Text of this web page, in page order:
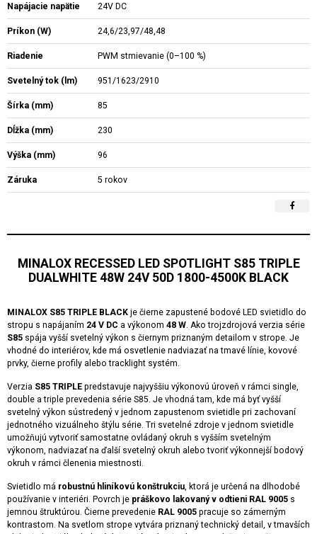
Napájacie napätie 24V DC
Príkon (W) 24,6/23,97/48,48
Riadenie PWM stmievanie (0–100 %)
Svetelný tok (lm) 951/1623/2910
Šírka (mm) 85
Dĺžka (mm) 230
Výška (mm) 96
Záruka 5 rokov
MINALOX RECESSED LED SPOTLIGHT S85 TRIPLE
DUALWHITE 48W 24V 50D 1800-4500K BLACK
MINALOX S85 TRIPLE BLACK je čierne zapustené bodové LED svietidlo do
stropu s napájaním 24 V DC a výkonom 48 W . Ako trojzdrojová verzia série
S85 spája vyšší svetelný výkon s čiernym priznaným detailom v strope. Je
vhodné do interiérov, kde má osvetlenie nadviazať na tmavé línie, kovové
prvky, čierne profily alebo tracklight systém.
Verzia S85 TRIPLE predstavuje najvyššiu výkonovú úroveň v rámci single,
double a triple prevedenia série S85. Je vhodná tam, kde má byť vyšší
svetelný výkon sústredený v jednom zapustenom svietidle pri zachovaní
jednotného vizuálneho štýlu série. Tri svetelné zdroje v jednom svietidle
umožňujú vytvoriť samostatne ovládaný okruh s vyšším svetelným
výkonom, nadviazať na ďalší svetelný okruh alebo tvoriť výkonnejší bodový
okruh v rámci členenia miestnosti.
Svietidlo má robustnú hliníkovú konštrukciu , ktorá je určená na dlhodobé
používanie v interiéri. Povrch je práškovo lakovaný v odtieni RAL 9005 s
jemnou štruktúrou. Čierne prevedenie RAL 9005 pracuje so zámerným
kontrastom. Na svetlom strope vytvára priznaný technický detail, v tmavších